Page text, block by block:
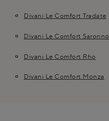
Divani Le Comfort Tradate
Divani Le Comfort Saronno
Divani Le Comfort Rho
Divani Le Comfort Monza